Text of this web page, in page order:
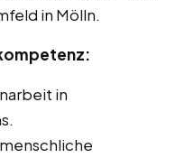
in Mölln.
in